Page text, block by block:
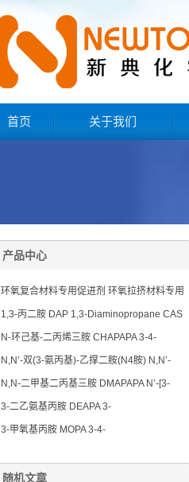
首页 关于我们
产品中心
环氧复合材料专用促进剂 环氧拉挤材料专用
促进剂 NT EP 120
1,3-丙二胺 DAP 1,3-Diaminopropane CAS
No 109-76-2
N-环己基-二丙烯三胺 CHAPAPA 3-4-
Methoxypropylamine CAS No:5332-73-0
N,N’-双(3-氨丙基)-乙撑二胺(N4胺) N,N’-
Bis(3-aminopropyl)-ethylenediamine CAS
No10563-26-5
N,N-二甲基二丙基三胺 DMAPAPA N’-[3-
(dimethylamino)propyllpropane-1,3-
diamine CAS No10563-29-8
3-二乙氨基丙胺 DEAPA 3-
(Diethylamino)propylamine CAS No 104-
3-甲氧基丙胺 MOPA 3-4-
随机文章